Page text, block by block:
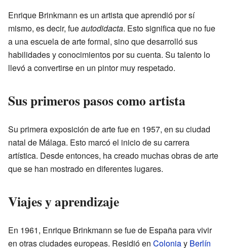
Enrique Brinkmann es un artista que aprendió por sí
mismo, es decir, fueautodidacta. Esto significa que no fue
a una escuela de arte formal, sino que desarrolló sus
habilidades y conocimientos por su cuenta. Su talento lo
llevó a convertirse en un pintor muy respetado.
Sus primeros pasos como artista
Su primera exposición de arte fue en 1957, en su ciudad
natal de Málaga. Esto marcó el inicio de su carrera
artística. Desde entonces, ha creado muchas obras de arte
que se han mostrado en diferentes lugares.
Viajes y aprendizaje
En 1961, Enrique Brinkmann se fue de España para vivir
en otras ciudades europeas. Residió en Coloniay Berlín